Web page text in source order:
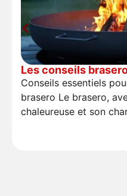
Les conseils
Conseils essentiels
brasero Le brasero,
chaleureuse et son